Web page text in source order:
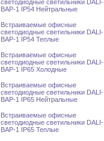
светодиодные светильники DALI-
BAP-1 IP54 Нейтральные
Встраиваемые офисные
светодиодные светильники DALI-
BAP-1 IP54 Теплые
Встраиваемые офисные
светодиодные светильники DALI-
BAP-1 IP65 Холодные
Встраиваемые офисные
светодиодные светильники DALI-
BAP-1 IP65 Нейтральные
Встраиваемые офисные
светодиодные светильники DALI-
BAP-1 IP65 Теплые